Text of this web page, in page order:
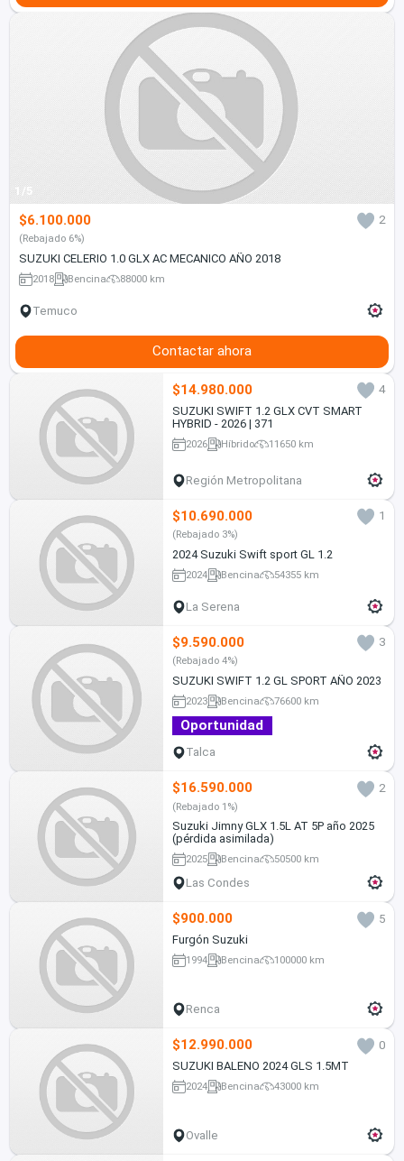
1/5
$6.100.000 2
(Rebajado 6%)
SUZUKI CELERIO 1.0 GLX AC MECANICO AÑO 2018
2018 Bencina 88000 km
Temuco
Contactar ahora
$14.980.000
4
SUZUKI SWIFT 1.2 GLX CVT SMART
HYBRID - 2026 | 371
2026 Híbrido 11650 km
Región Metropolitana
$10.690.000 1
(Rebajado 3%)
2024 Suzuki Swift sport GL 1.2
2024 Bencina 54355 km
La Serena
$9.590.000 3
(Rebajado 4%)
SUZUKI SWIFT 1.2 GL SPORT AÑO 2023
2023 Bencina 76600 km
Oportunidad
Talca
$16.590.000 2
(Rebajado 1%)
Suzuki Jimny GLX 1.5L AT 5P año 2025
(pérdida asimilada)
2025 Bencina 50500 km
Las Condes
$900.000
5
Furgón Suzuki
1994 Bencina 100000 km
Renca
$12.990.000
0
SUZUKI BALENO 2024 GLS 1.5MT
2024 Bencina 43000 km
Ovalle